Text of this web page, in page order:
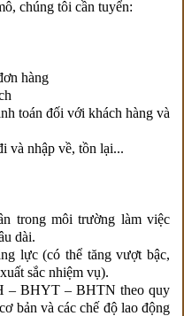
chúng tôi cần tuyển:
hàng
toán đối với khách hàng và
và nhập về, tồn lại...
trong môi trường làm việc
dài.
lực (có thể tăng vượt bậc,
sắc nhiệm vụ).
– BHYT – BHTN theo quy
bản và các chế độ lao động